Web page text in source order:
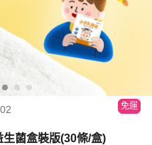
免運
菌盒裝版(30條/盒)